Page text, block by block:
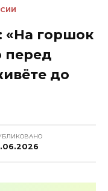
«На горшок
перед
до